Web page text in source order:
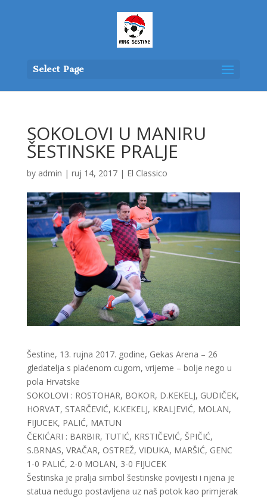
Select Page
SOKOLOVI U MANIRU
ŠESTINSKE PRALJE
by admin | ruj 14, 2017| El Classico
Šestine, 13. rujna 2017. godine, Gekas Arena – 26
gledatelja s plaćenom cugom, vrijeme – bolje nego u
pola Hrvatske
SOKOLOVI : ROSTOHAR, BOKOR, D.KEKELJ, GUDIČEK,
HORVAT, STARČEVIĆ, K.KEKELJ, KRALJEVIĆ, MOLAN,
FIJUCEK, PALIĆ, MATUN
ČEKIĆARI : BARBIR, TUTIĆ, KRSTIČEVIĆ, ŠPIČIĆ,
S.BRNAS, VRAČAR, OSTREŽ, VIDUKA, MARŠIĆ, GENC
1-0 PALIĆ, 2-0 MOLAN, 3-0 FIJUCEK
Šestinska je pralja simbol šestinske povijesti i njena je
statua nedugo postavljena uz naš potok kao primjerak